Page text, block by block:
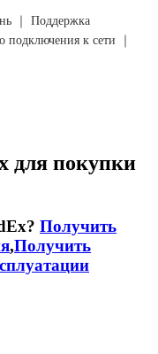
｜ Поддержка
к сети ｜
для покупки
Получить
,Получить